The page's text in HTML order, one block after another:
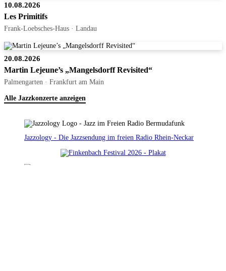
10.08.2026
Les Primitifs
Frank-Loebsches-Haus · Landau
20.08.2026
Martin Lejeune’s „Mangelsdorff Revisited“
Palmengarten · Frankfurt am Main
Alle Jazzkonzerte anzeigen
Jazzology - Die Jazzsendung im freien Radio Rhein-Neckar